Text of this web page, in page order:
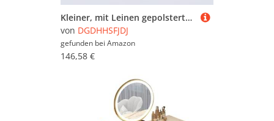
Kleiner, mit Leinen gepolsterter Fußhocker für Erwachsene und Kinder – vielseitige Pop-up-Sitzgelegenheit für Wohnzimmer, Schlafzimmer, Büro, Schminktisch, Gästezimmer und Garten – stilvolle
von DGDHHSFJDJ
gefunden bei Amazon
146,58 €